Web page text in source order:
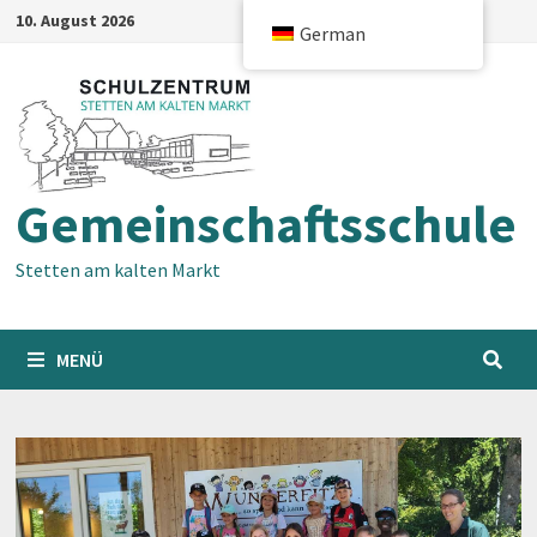
Zum10. August 2026
Gemeinschaftsschule
Stetten am kalten Markt
MENÜ
German